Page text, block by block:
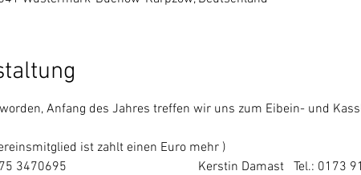
Anfang des Jahres treffen wir uns zum Eibein- und
ist zahlt einen Euro mehr )
3470695                                         Kerstin Damast   Tel.: 0173